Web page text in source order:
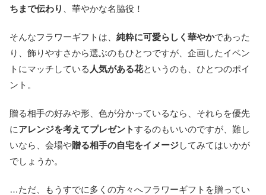
ちまで伝わり
、華やかな名脇役！
そんなフラワーギフトは、 純粋に可愛らしく華やかであった
り、飾りやすさから選ぶのもひとつですが、企画したイベン
トにマッチしている 人気がある花というのも、ひとつのポイ
ント。
贈る相手の好みや形、色が分かっているなら、それらを優先
にアレンジを考えてプレゼントするのもいいのですが、難し
いなら、会場や贈る相手の自宅をイメージしてみてはいかが
でしょうか。
…ただ、もうすでに多くの方々へフラワーギフトを贈ってい